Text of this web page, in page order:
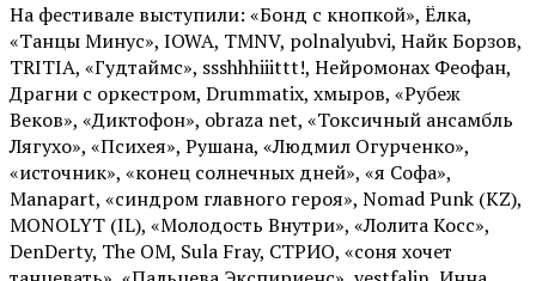
На фестивале выступили: «Бонд с кнопкой», Ёлка,
«Танцы Минус», IOWA, TMNV, polnalyubvi, Найк Борзов,
TRITIA, «Гудтаймс», ssshhhiiittt!, Нейромонах Феофан,
Драгни с оркестром, Drummatix, хмыров, «Рубеж
Веков», «Диктофон», obraza net, «Токсичный ансамбль
Лягухо», «Психея», Рушана, «Людмил Огурченко»,
«источник», «конец солнечных дней», «я Софа»,
Manapart, «синдром главного героя», Nomad Punk (KZ),
MONOLYT (IL), «Молодость Внутри», «Лолита Косс»,
DenDerty, The OM, Sula Fray, СТРИО, «соня хочет